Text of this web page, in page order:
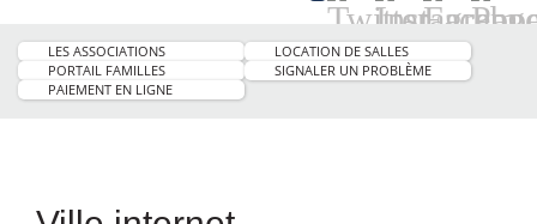
smartphone
de
LES ASSOCIATIONS
LOCATION DE SALLES
PORTAIL FAMILLES
SIGNALER UN PROBLÈME
PAIEMENT EN LIGNE